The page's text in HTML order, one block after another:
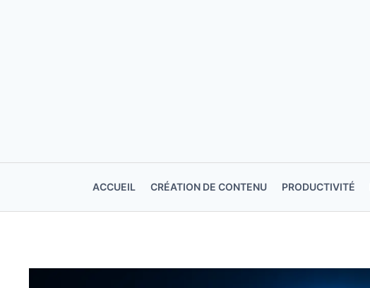
ACCUEIL CRÉATION DE CONTENU PRODUCTIVITÉ